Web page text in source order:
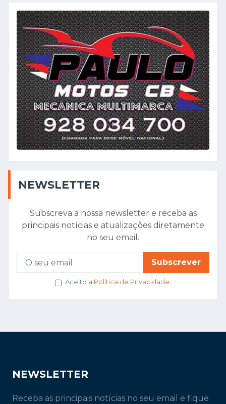
NEWSLETTER
Subscreva a nossa newsletter e receba as
principais notícias e atualizações diretamente
no seu email.
Subscrever
Aceito a Política de Privacidade.
NEWSLETTER
Receba as principais notícias no seu email e fique